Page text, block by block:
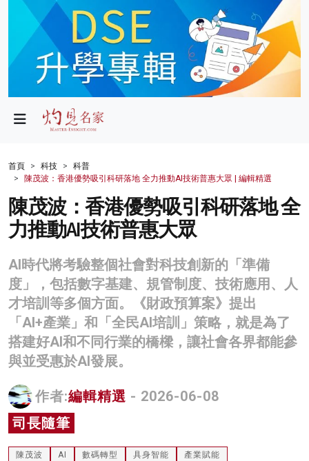
政局
財經
生活
健康
商業
科技
影片
名家榜
灼見活動
關於我們
首頁 科技
科普
陳茂波：香港優勢吸引科研落地 全力推動AI技術普惠大眾 | 編輯精選
陳茂波：香港優勢吸引科研落地 全
力推動AI技術普惠大眾
AI時代將考驗整個社會對科技創新的「準備
度」，包括數字基建、規管制度、技術應用、人
才培訓等多個方面。《財政預算案》提出
「AI+產業」和「全民AI培訓」策略，就是為了
搭建好AI和不同行業的橋樑，讓社會各界都能參
與並受惠於AI發展。
作者:編輯精選 - 2026-06-08
司長隨筆
陳茂波 AI 數碼轉型 具身智能 產業賦能